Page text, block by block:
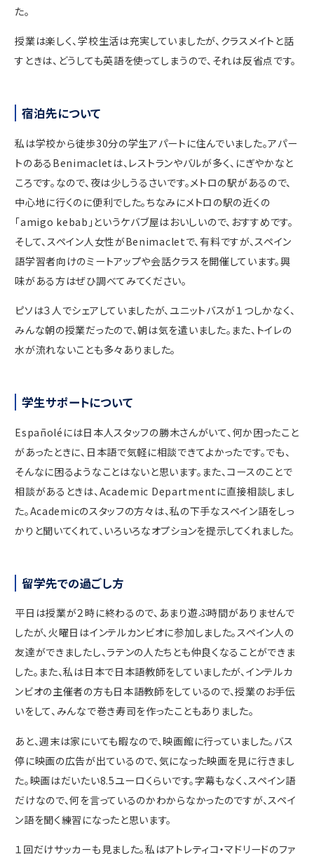
た。
授業は楽しく、学校生活は充実していましたが、クラスメイトと話
すときは、どうしても英語を使ってしまうので、それは反省点です。
宿泊先について
私は学校から徒歩30分の学生アパートに住んでいました。アパー
トのあるBenimacletは、レストランやバルが多く、にぎやかなと
ころです。なので、夜は少しうるさいです。メトロの駅があるので、
中心地に行くのに便利でした。ちなみにメトロの駅の近くの
「amigo kebab」というケバブ屋はおいしいので、おすすめです。
そして、スペイン人女性がBenimacletで、有料ですが、スペイン
語学習者向けのミートアップや会話クラスを開催しています。興
味がある方はぜひ調べてみてください。
ピソは３人でシェアしていましたが、ユニットバスが１つしかなく、
みんな朝の授業だったので、朝は気を遣いました。また、トイレの
水が流れないことも多々ありました。
学生サポートについて
Españoléには日本人スタッフの勝木さんがいて、何か困ったこと
があったときに、日本語で気軽に相談できてよかったです。でも、
そんなに困るようなことはないと思います。また、コースのことで
相談があるときは、Academic Departmentに直接相談しまし
た。Academicのスタッフの方々は、私の下手なスペイン語をしっ
かりと聞いてくれて、いろいろなオプションを提示してくれました。
留学先での過ごし方
平日は授業が２時に終わるので、あまり遊ぶ時間がありませんで
したが、火曜日はインテルカンビオに参加しました。スペイン人の
友達ができましたし、ラテンの人たちとも仲良くなることができま
した。また、私は日本で日本語教師をしていましたが、インテルカ
ンビオの主催者の方も日本語教師をしているので、授業のお手伝
いをして、みんなで巻き寿司を作ったこともありました。
あと、週末は家にいても暇なので、映画館に行っていました。バス
停に映画の広告が出ているので、気になった映画を見に行きまし
た。映画はだいたい8.5ユーロくらいです。字幕もなく、スペイン語
だけなので、何を言っているのかわからなかったのですが、スペイ
ン語を聞く練習になったと思います。
１回だけサッカーも見ました。私はアトレティコ・マドリードのファ